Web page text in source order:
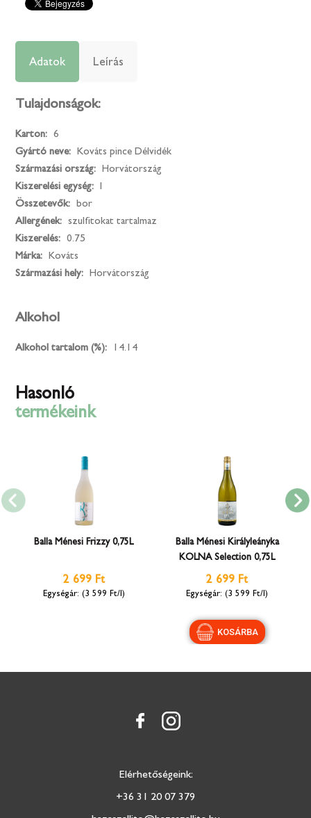
Adatok Leírás
Tulajdonságok:
Karton:
6
Gyártó neve:
Kováts pince Délvidék
Származási ország:
Horvátország
Kiszerelési egység:
Összetevők:
bor
Allergének:
szulfitokat tartalmaz
Kiszerelés:
0.75
Márka:
Kováts
Származási hely:
Horvátország
Alkohol
Alkohol tartalom (%): 14.14
Hasonló
termékeink
Balla Ménesi Frizzy 0,75L
2 699 Ft
(3 599 Ft/l)
Balla Ménesi Királyleányka
KOLNA Selection 0,75L
2 699 Ft
(3 599 Ft/l)
Elérhetőségeink:
+36 31 20 07 379